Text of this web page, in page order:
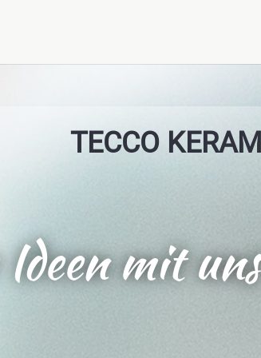
TECCO
mit